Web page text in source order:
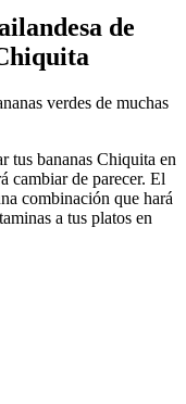
de
verdes de muchas
tus bananas Chiquita en
cambiar de parecer. El
combinación que hará
a tus platos en